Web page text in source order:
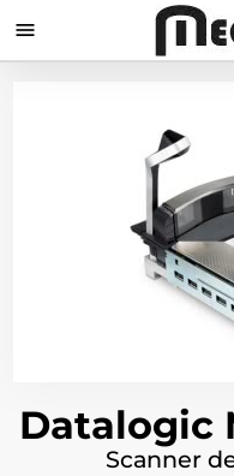

Datalogic
Scanner